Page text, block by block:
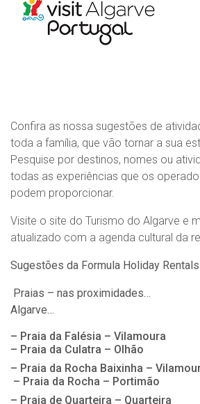
Confira as nossa sugestões de
toda a família, que vão tornar a sua
Pesquise por destinos, nomes ou
todas as experiências que os
podem proporcionar.
Visite o site do Turismo do Algarve e
atualizado com a agenda cultural da
Sugestões da Formula Holiday Rentals
Praias – nas proximidades…
Algarve…
– Praia da Falésia –
– Praia da Culatra – Olhão
– Praia da Rocha
– Praia da Rocha – Portimão
– Praia de Quarteira